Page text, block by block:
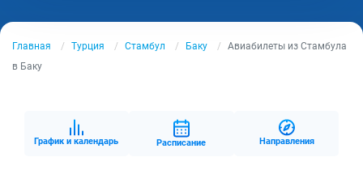
Главная Турция Стамбул Баку
Авиабилеты из Стамбула
в Баку
График и календарь Расписание Направления